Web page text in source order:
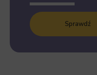
Sprawdź